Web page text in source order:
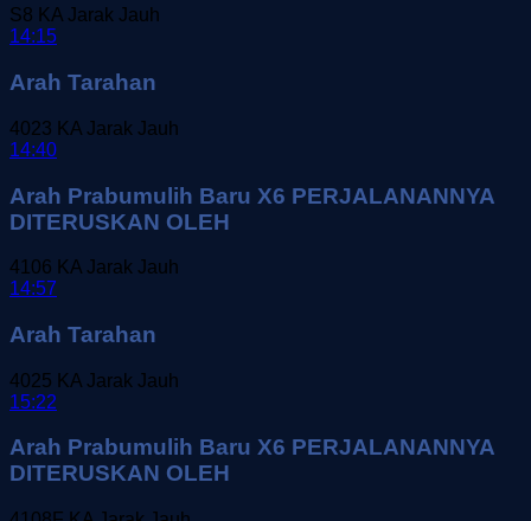
S8 KA Jarak Jauh
14:15
Arah Tarahan
4023 KA Jarak Jauh
14:40
Arah Prabumulih Baru X6 PERJALANANNYA
DITERUSKAN OLEH
4106 KA Jarak Jauh
14:57
Arah Tarahan
4025 KA Jarak Jauh
15:22
Arah Prabumulih Baru X6 PERJALANANNYA
DITERUSKAN OLEH